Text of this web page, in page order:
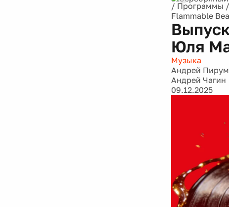
/ Программы /
Flammable
Юля
Музыка
Андрей
Андрей Чагин
09.12.2025